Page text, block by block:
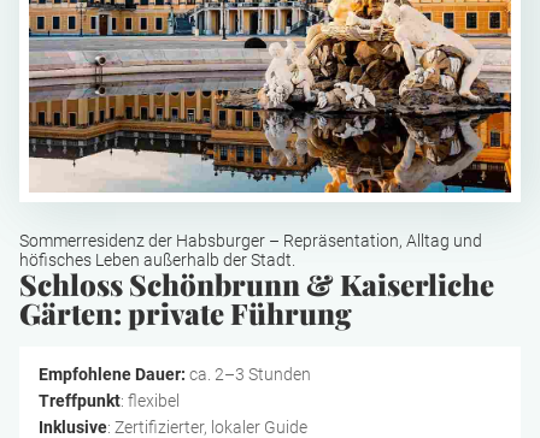
Sommerresidenz der Habsburger – Repräsentation, Alltag und
höfisches Leben außerhalb der Stadt.
Schloss Schönbrunn & Kaiserliche
Gärten: private Führung
Empfohlene Dauer: ca. 2–3 Stunden
Treffpunkt: flexibel
Inklusive: Zertifizierter, lokaler Guide